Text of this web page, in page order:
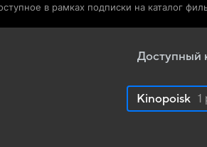
в рамках подписки на каталог
Доступный
Kinopoisk 1